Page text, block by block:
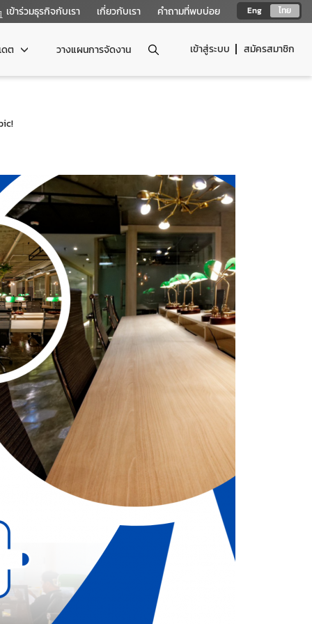
Eng ไทย
เข้าร่วมธุรกิจกับเรา เกี่ยวกับเรา คำถามที่พบบ่อย
เข้าสู่ระบบ สมัครสมาชิก
ดต วางแผนการจัดงาน